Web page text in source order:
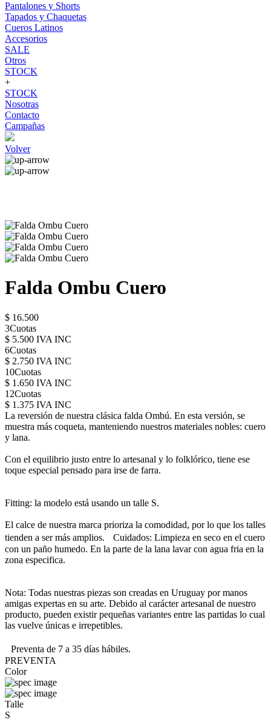
Pantalones y Shorts
Tapados y Chaquetas
Cueros Latinos
Accesorios
SALE
Otros
STOCK
+
STOCK
Nosotras
Contacto
Campañas
Volver
Falda Ombu Cuero
$ 16.500
3Cuotas
$ 5.500 IVA INC
6Cuotas
$ 2.750 IVA INC
10Cuotas
$ 1.650 IVA INC
12Cuotas
$ 1.375 IVA INC
La reversión de nuestra clásica falda Ombú. En esta versión, se
muestra más coqueta, manteniendo nuestros materiales nobles: cuero
y lana.
Con el equilibrio justo entre lo artesanal y lo folklórico, tiene ese
toque especial pensado para irse de farra.
Fitting: la modelo está usando un talle S.
El calce de nuestra marca prioriza la comodidad, por lo que los talles
tienden a ser más amplios. Cuidados: Limpieza en seco en el cuero
con un paño humedo. En la parte de la lana lavar con agua fria en la
zona especifica.
Nota: Todas nuestras piezas son creadas en Uruguay por manos
amigas expertas en su arte. Debido al carácter artesanal de nuestro
producto, pueden existir pequeñas variantes entre las partidas lo cual
las vuelve únicas e irrepetibles.
Preventa de 7 a 35 días hábiles.
PREVENTA
Color
Talle
S